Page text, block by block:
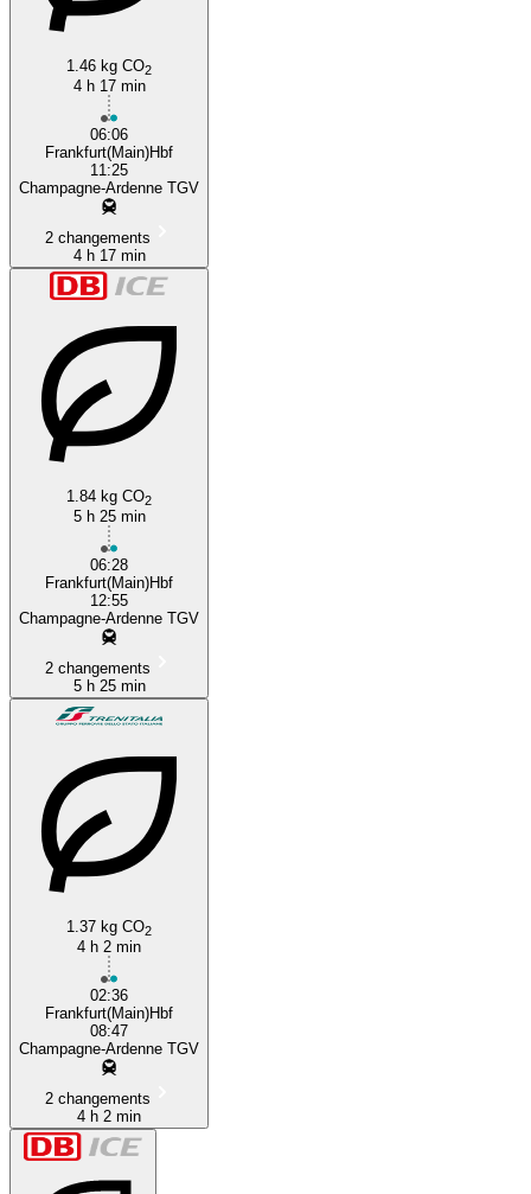
1.46 kg CO2
4 h 17 min
06:06
Frankfurt(Main)Hbf
11:25
Champagne-Ardenne TGV
2 changements
4 h 17 min
1.84 kg CO2
5 h 25 min
06:28
Frankfurt(Main)Hbf
12:55
Champagne-Ardenne TGV
2 changements
5 h 25 min
1.37 kg CO2
4 h 2 min
02:36
Frankfurt(Main)Hbf
08:47
Champagne-Ardenne TGV
2 changements
4 h 2 min